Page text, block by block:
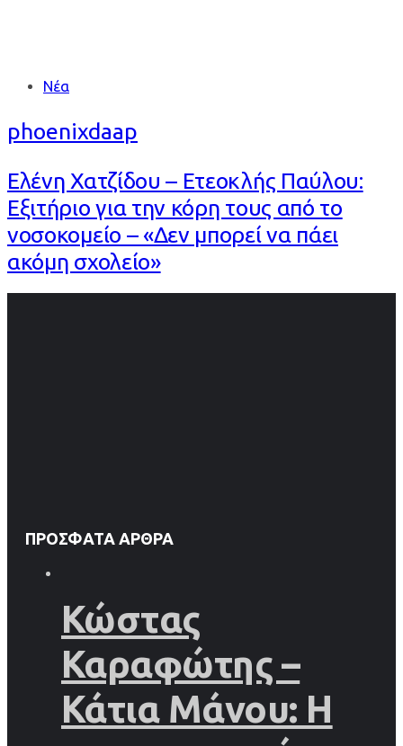
Tags Νέα
phoenixdaap
Ελένη Χατζίδου – Ετεοκλής Παύλου:
Εξιτήριο για την κόρη τους από το
νοσοκομείο – «Δεν μπορεί να πάει
ακόμη σχολείο»
ΠΡΌΣΦΑΤΑ ΆΡΘΡΑ
Κώστας
Καραφώτης –
Κάτια Μάνου: Η